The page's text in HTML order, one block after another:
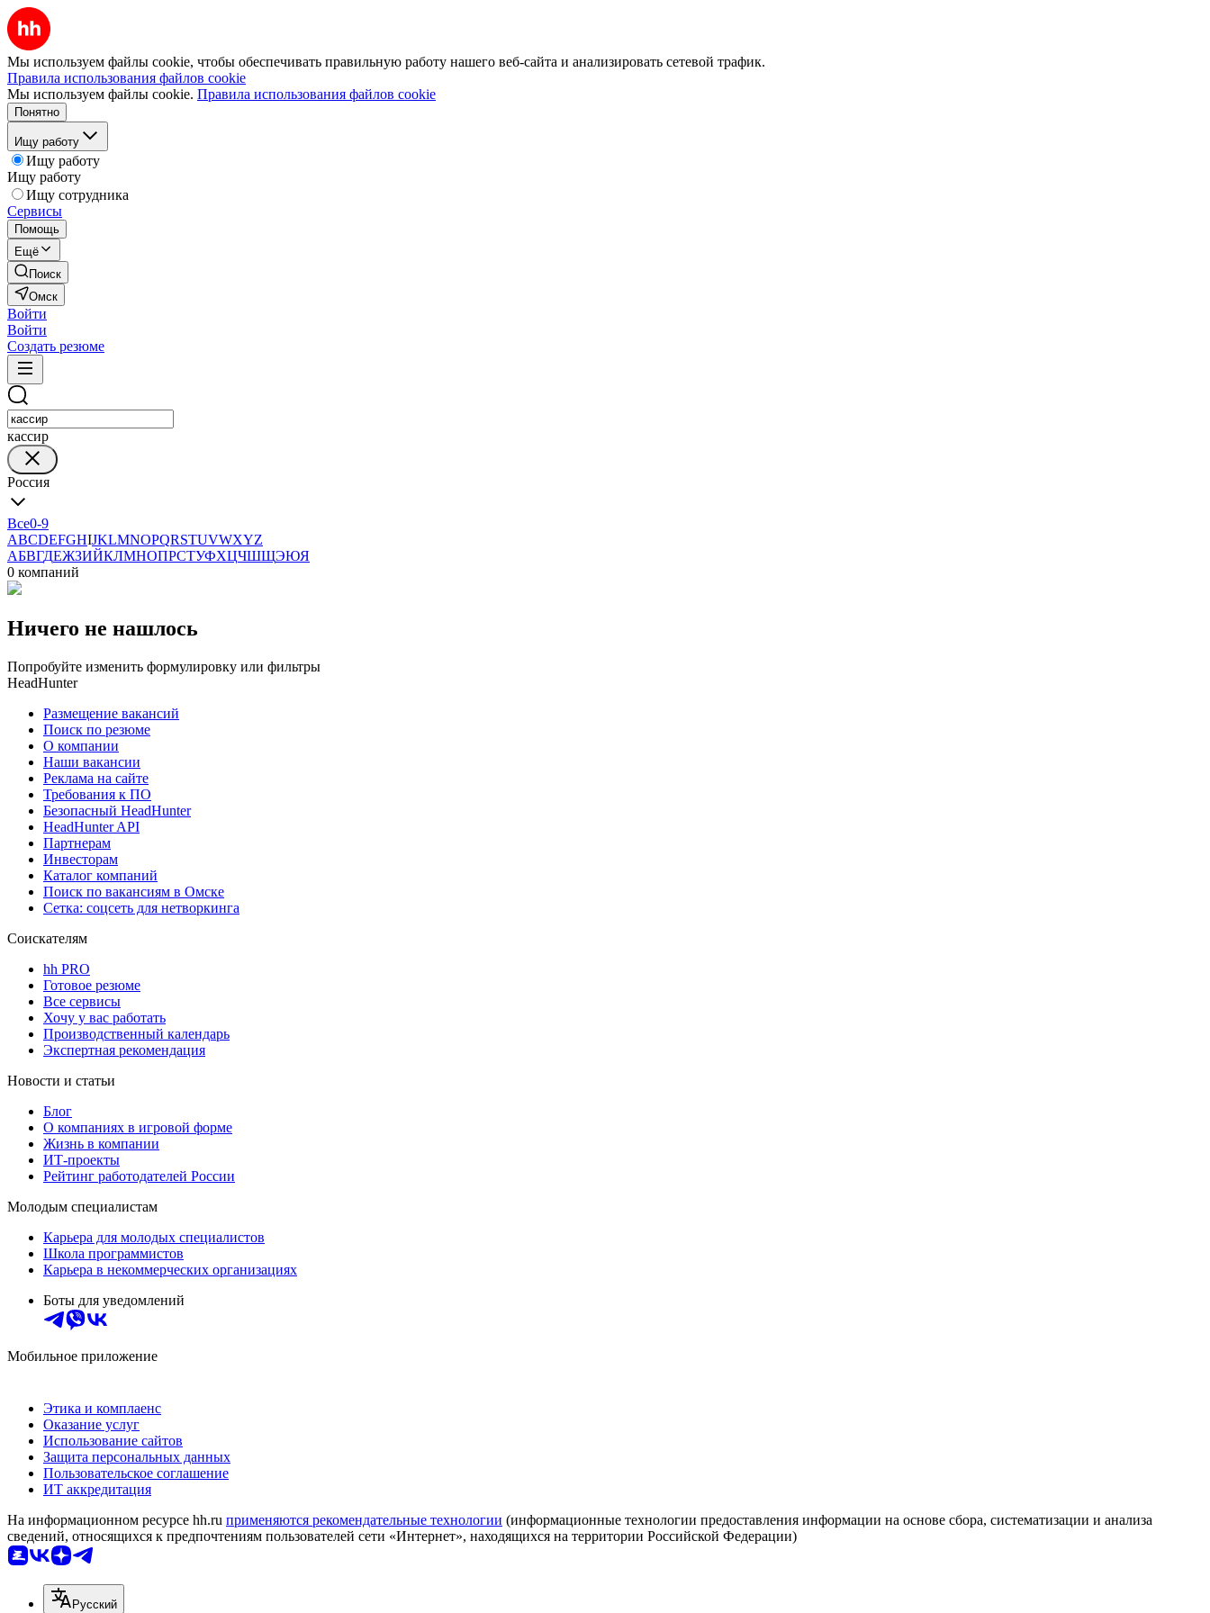
Мы используем файлы cookie, чтобы обеспечивать правильную работу нашего веб-сайта и анализировать сетевой трафик.
Правила использования файлов cookie
Мы используем файлы cookie. Правила использования файлов cookie
Понятно
Ищу работу
Ищу работу
Ищу работу
Ищу сотрудника
Сервисы
Помощь
Ещё
Поиск
Омск
Войти
Войти
Создать резюме
кассир
Россия
Все0-9
ABCDEFGHIJKLMNOPQRSTUVWXYZ
АБВГДЕЖЗИЙКЛМНОПРСТУФХЦЧШЩЭЮЯ
0 компаний
Ничего не нашлось
Попробуйте изменить формулировку или фильтры
HeadHunter
Размещение вакансий
Поиск по резюме
О компании
Наши вакансии
Реклама на сайте
Требования к ПО
Безопасный HeadHunter
HeadHunter API
Партнерам
Инвесторам
Каталог компаний
Поиск по вакансиям в Омске
Сетка: соцсеть для нетворкинга
Соискателям
hh PRO
Готовое резюме
Все сервисы
Хочу у вас работать
Производственный календарь
Экспертная рекомендация
Новости и статьи
Блог
О компаниях в игровой форме
Жизнь в компании
ИТ-проекты
Рейтинг работодателей России
Молодым специалистам
Карьера для молодых специалистов
Школа программистов
Карьера в некоммерческих организациях
Боты для уведомлений
Мобильное приложение
Этика и комплаенс
Оказание услуг
Использование сайтов
Защита персональных данных
Пользовательское соглашение
ИТ аккредитация
На информационном ресурсе hh.ru применяются рекомендательные технологии (информационные технологии предоставления информации на основе сбора, систематизации и анализа
сведений, относящихся к предпочтениям пользователей сети «Интернет», находящихся на территории Российской Федерации)
Русский